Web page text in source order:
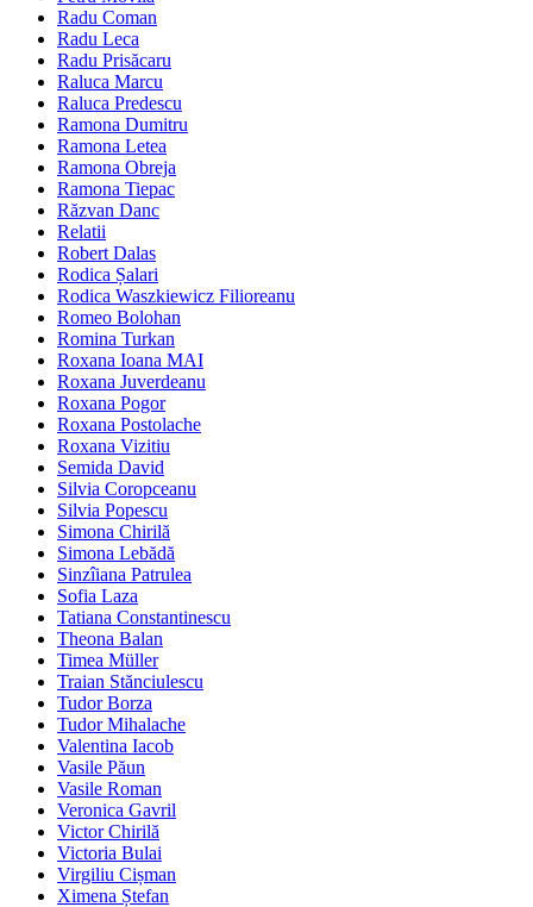
Radu Coman
Radu Leca
Radu Prisăcaru
Raluca Marcu
Raluca Predescu
Ramona Dumitru
Ramona Letea
Ramona Obreja
Ramona Tiepac
Răzvan Danc
Relatii
Robert Dalas
Rodica Șalari
Rodica Waszkiewicz Filioreanu
Romeo Bolohan
Romina Turkan
Roxana Ioana MAI
Roxana Juverdeanu
Roxana Pogor
Roxana Postolache
Roxana Vizitiu
Semida David
Silvia Coropceanu
Silvia Popescu
Simona Chirilă
Simona Lebădă
Sinzîiana Patrulea
Sofia Laza
Tatiana Constantinescu
Theona Balan
Timea Müller
Traian Stănciulescu
Tudor Borza
Tudor Mihalache
Valentina Iacob
Vasile Păun
Vasile Roman
Veronica Gavril
Victor Chirilă
Victoria Bulai
Virgiliu Cișman
Ximena Ștefan